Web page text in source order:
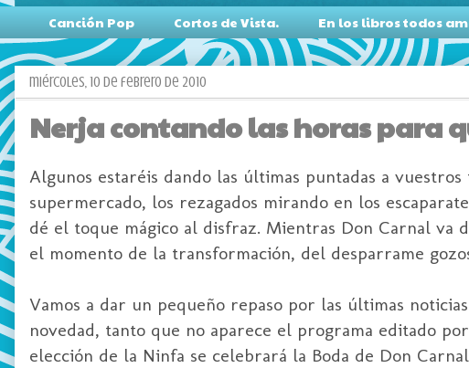
Canción Pop Cortos de Vista. En los libros todos
miércoles, 10 de febrero de 2010
Nerja contando las horas para
Algunos estaréis dando las últimas puntadas a
supermercado, los rezagados mirando en los
dé el toque mágico al disfraz. Mientras Don Carnal va
el momento de la transformación, del desparrame
Vamos a dar un pequeño repaso por las últimas
novedad, tanto que no aparece el programa editado
elección de la Ninfa se celebrará la Boda de Don